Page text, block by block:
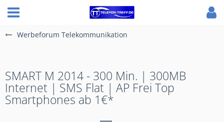
Werbeforum Telekommunikation
SMART M 2014 - 300 Min. | 300MB
Internet | SMS Flat | AP Frei Top
Smartphones ab 1€*